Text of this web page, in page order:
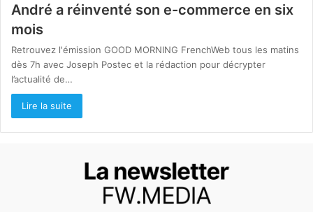
André a réinventé son e-commerce en six
mois
Retrouvez l'émission GOOD MORNING FrenchWeb tous les matins
dès 7h avec Joseph Postec et la rédaction pour décrypter
l’actualité de…
Lire la suite